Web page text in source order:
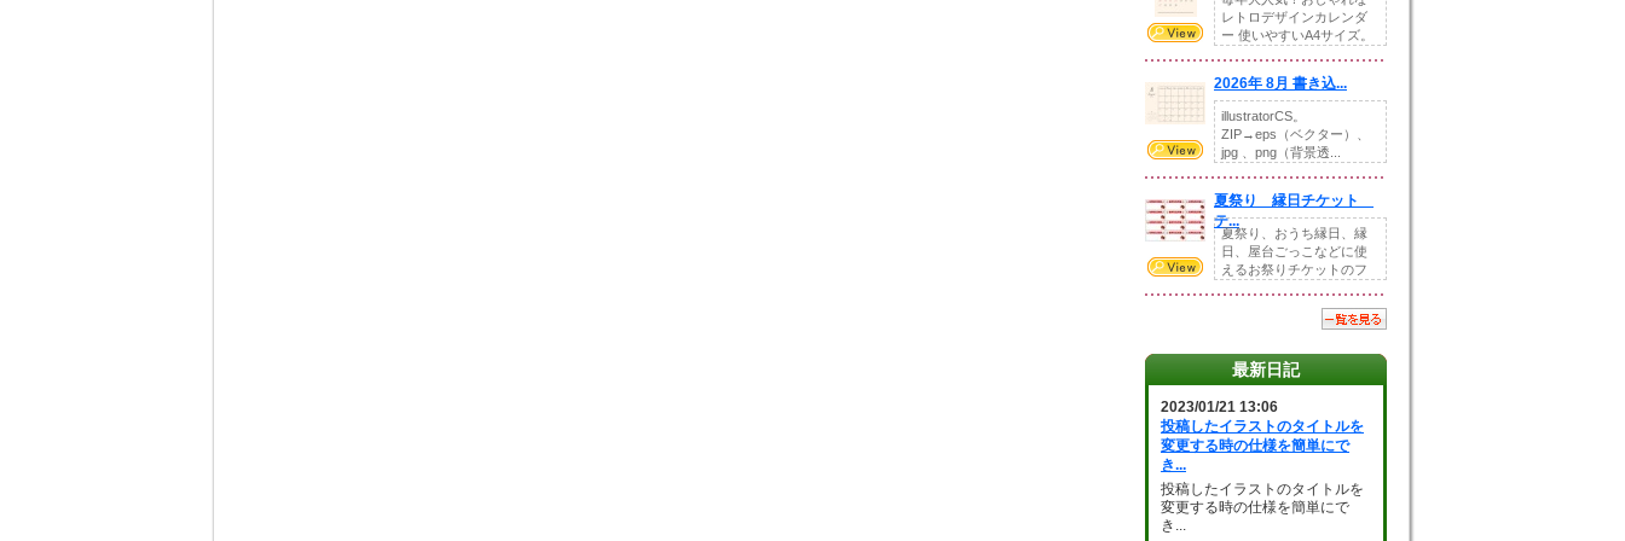
レトロデザインカレンダ
ー 使いやすいA4サイズ。
2026年 8月 書き込...
illustratorCS。
ZIP→eps（ベクター）、
jpg 、png（背景透...
夏祭り 縁日チケット
テ...
夏祭り、おうち縁日、縁
日、屋台ごっこなどに使
えるお祭りチケットのフ
最新日記
2023/01/21 13:06
投稿したイラストのタイトルを
変更する時の仕様を簡単にで
き...
投稿したイラストのタイトルを
変更する時の仕様を簡単にで
き...